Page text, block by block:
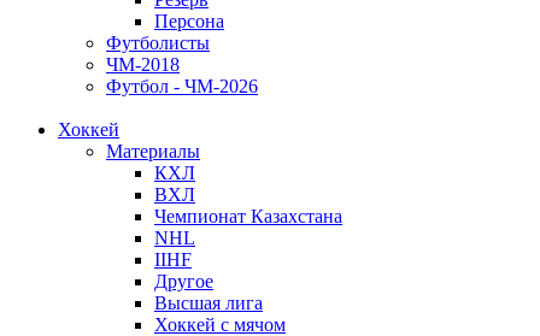
Персона
Футболисты
ЧМ-2018
Футбол - ЧМ-2026
Хоккей
Материалы
КХЛ
ВХЛ
Чемпионат Казахстана
NHL
IIHF
Другое
Высшая лига
Хоккей с мячом